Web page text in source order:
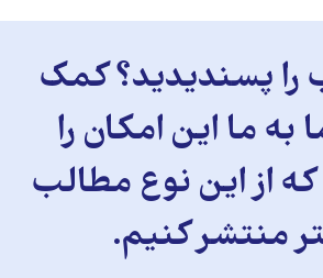
را پسندیدید؟ کمک
به ما این امکان را
از این نوع مطالب
منتشر کنیم.